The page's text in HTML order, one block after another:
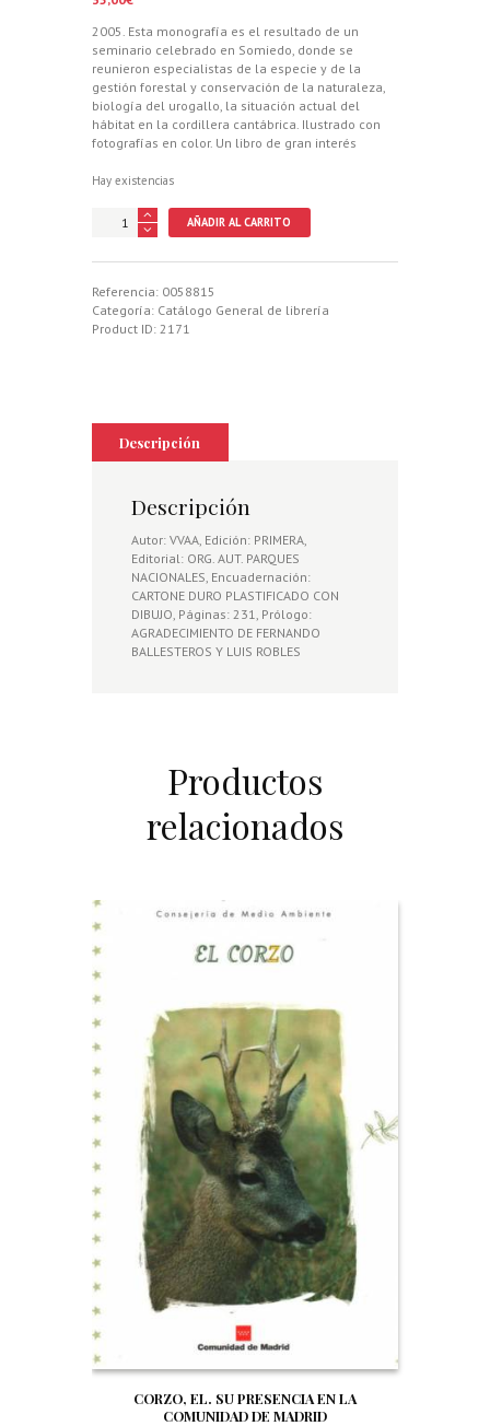
2005. Esta monografía es el resultado de un
seminario celebrado en Somiedo, donde se
reunieron especialistas de la especie y de la
gestión forestal y conservación de la naturaleza,
biología del urogallo, la situación actual del
hábitat en la cordillera cantábrica. Ilustrado con
fotografías en color. Un libro de gran interés
Hay existencias
MANUAL
MANEJO
DEL
HABITAT
AÑADIR AL CARRITO
Referencia: 0058815
Categoría: Catálogo General de librería
Product ID: 2171
Descripción
Descripción
Autor: VVAA, Edición: PRIMERA,
Editorial: ORG. AUT. PARQUES
NACIONALES, Encuadernación:
CARTONE DURO PLASTIFICADO CON
DIBUJO, Páginas: 231, Prólogo:
AGRADECIMIENTO DE FERNANDO
BALLESTEROS Y LUIS ROBLES
Productos
relacionados
CORZO, EL. SU PRESENCIA EN LA
COMUNIDAD DE MADRID